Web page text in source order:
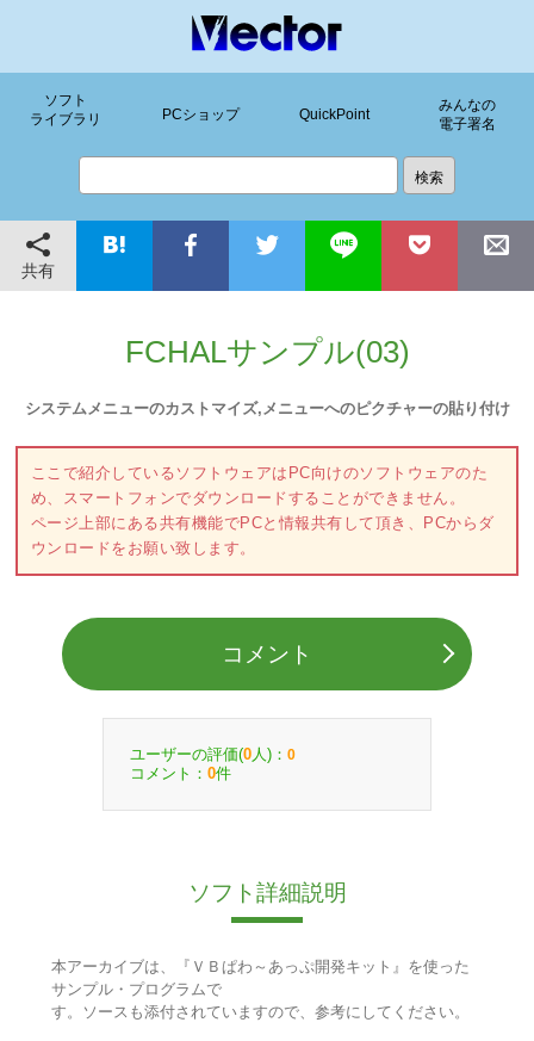
ソフト
ライブラリ
PCショップ QuickPoint
みんなの
電子署名
共有
FCHALサンプル(03)
システムメニューのカストマイズ,メニューへのピクチャーの貼り付け
ここで紹介しているソフトウェアはPC向けのソフトウェアのた
め、スマートフォンでダウンロードすることができません。
ページ上部にある共有機能でPCと情報共有して頂き、PCからダ
ウンロードをお願い致します。
コメント
ユーザーの評価(0 人)： 0
コメント： 0件
ソフト詳細説明
本アーカイブは、『ＶＢぱわ～あっぷ開発キット』を使った
サンプル・プログラムで
す。ソースも添付されていますので、参考にしてください。